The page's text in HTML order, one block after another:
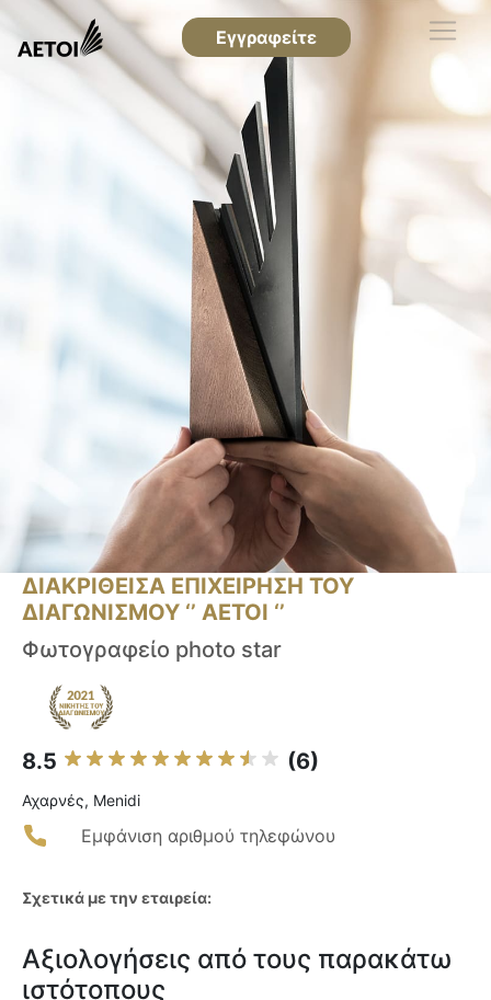
Εγγραφείτε
ΔΙΑΚΡΙΘΕΙΣΑ ΕΠΙΧΕΙΡΗΣΗ ΤΟΥ
ΔΙΑΓΩΝΙΣΜΟΥ ‘’ ΑΕΤΟΙ ‘’
Φωτογραφείο photo star
8.5 (6)
Αχαρνές, Menidi
Εμφάνιση αριθμού τηλεφώνου
Σχετικά με την εταιρεία:
Αξιολογήσεις από τους παρακάτω
ιστότοπους